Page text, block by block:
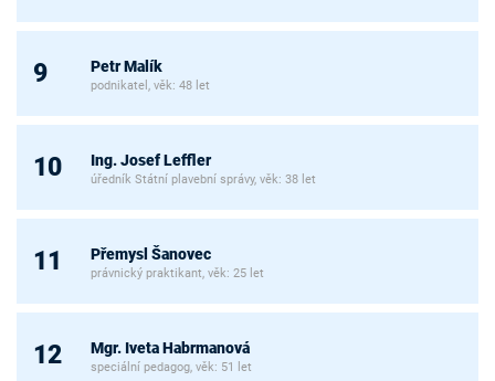
9 Petr Malík
podnikatel, věk: 48 let
10 Ing. Josef Leffler
úředník Státní plavební správy, věk: 38 let
11 Přemysl Šanovec
právnický praktikant, věk: 25 let
12 Mgr. Iveta Habrmanová
speciální pedagog, věk: 51 let